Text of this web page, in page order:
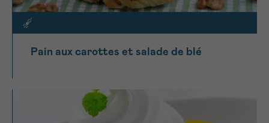
Pain aux carottes et salade de blé